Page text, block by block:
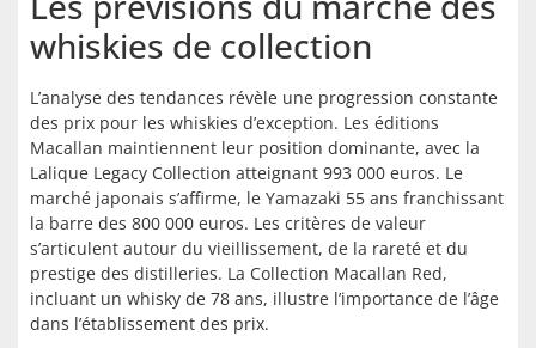
whiskies de collection
L’analyse des tendances révèle une progression constante
des prix pour les whiskies d’exception. Les éditions
Macallan maintiennent leur position dominante, avec la
Lalique Legacy Collection atteignant 993 000 euros. Le
marché japonais s’affirme, le Yamazaki 55 ans franchissant
la barre des 800 000 euros. Les critères de valeur
s’articulent autour du vieillissement, de la rareté et du
prestige des distilleries. La Collection Macallan Red,
incluant un whisky de 78 ans, illustre l’importance de l’âge
dans l’établissement des prix.